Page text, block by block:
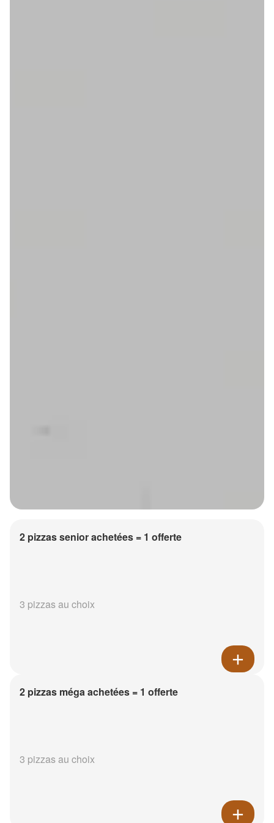
2 pizzas senior achetées = 1 offerte
3 pizzas au choix
2 pizzas méga achetées = 1 offerte
3 pizzas au choix